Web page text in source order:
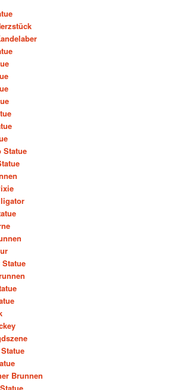
Statue
Brunnen